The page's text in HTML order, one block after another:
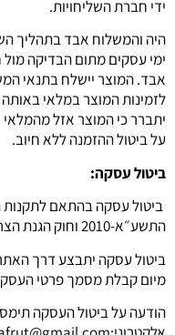
ידי חברת השליחויות.
היה והמשלוח אבד בתהליך
ימי עסקים מתום הבדיקה
אבד. המוצר יישלח בתנאי
לזמינות המוצר במלאי
יתברר כי המוצר אזל מהמלאי
על ביטול ההזמנה ללא חיוב.
ביטול עסקה:
ביטול עסקה בהתאם לתקנות
התשע״א-2010 וחוק הגנת הצרכן, התשמ״א 1981
מיום קבלת מסמך פרטי
הודעה על ביטול העסקה